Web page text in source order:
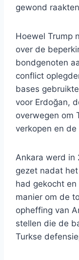
gewond
Hoewel Trump
over de
bondgenoten
conflict
bases
voor Erdoğan,
overwegen om
verkopen en
Ankara werd in
gezet nadat
had gekocht
manier om de
opheffing van
stellen die de
Turkse